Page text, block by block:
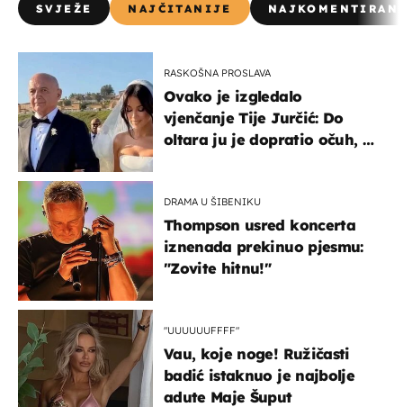
SVJEŽE NAJČITANIJE
RASKOŠNA PROSLAVA
Ovako je izgledalo
vjenčanje Tije Jurčić: Do
oltara ju je dopratio očuh, a
DRAMA U ŠIBENIKU
Thompson usred koncerta
iznenada prekinuo pjesmu:
"Zovite hitnu!"
"UUUUUUFFFF"
Vau, koje noge! Ružičasti
badić istaknuo je najbolje
adute Maje Šuput